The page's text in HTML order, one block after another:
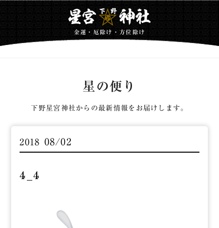
金運・厄除け・方位除け
星の便り
下野星宮神社からの最新情報をお届けします。
2018 08/02
4_4